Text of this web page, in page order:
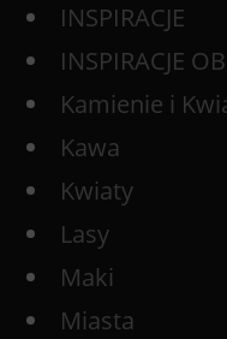
INSPIRACJE
INSPIRACJE
Kamienie i
Kawa
Kwiaty
Lasy
Maki
Miasta